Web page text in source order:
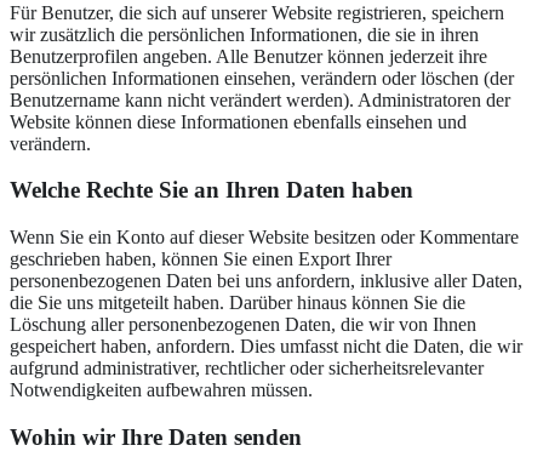
Für Benutzer, die sich auf unserer Website registrieren, speichern
wir zusätzlich die persönlichen Informationen, die sie in ihren
Benutzerprofilen angeben. Alle Benutzer können jederzeit ihre
persönlichen Informationen einsehen, verändern oder löschen (der
Benutzername kann nicht verändert werden). Administratoren der
Website können diese Informationen ebenfalls einsehen und
verändern.
Welche Rechte Sie an Ihren Daten haben
Wenn Sie ein Konto auf dieser Website besitzen oder Kommentare
geschrieben haben, können Sie einen Export Ihrer
personenbezogenen Daten bei uns anfordern, inklusive aller Daten,
die Sie uns mitgeteilt haben. Darüber hinaus können Sie die
Löschung aller personenbezogenen Daten, die wir von Ihnen
gespeichert haben, anfordern. Dies umfasst nicht die Daten, die wir
aufgrund administrativer, rechtlicher oder sicherheitsrelevanter
Notwendigkeiten aufbewahren müssen.
Wohin wir Ihre Daten senden